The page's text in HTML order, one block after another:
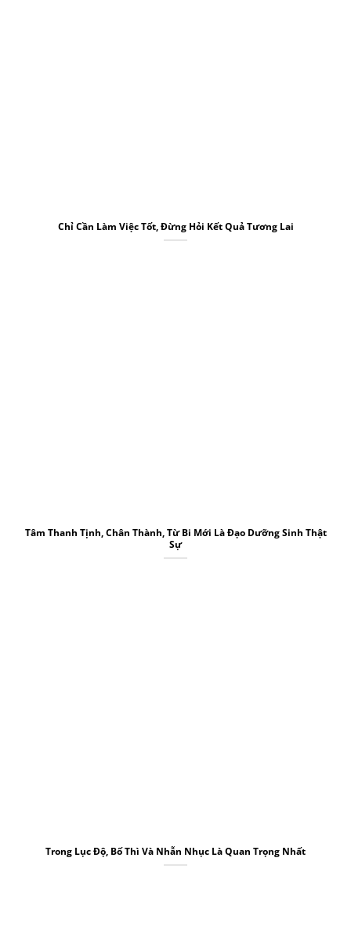
Chỉ Cần Làm Việc Tốt, Đừng Hỏi Kết Quả Tương Lai
Tâm Thanh Tịnh, Chân Thành, Từ Bi Mới Là Đạo Dưỡng Sinh Thật
Sự
Trong Lục Độ, Bố Thì Và Nhẫn Nhục Là Quan Trọng Nhất